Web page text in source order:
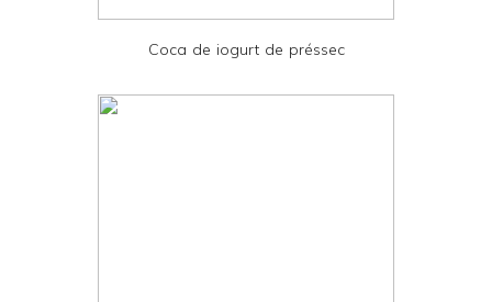
Coca de iogurt de préssec